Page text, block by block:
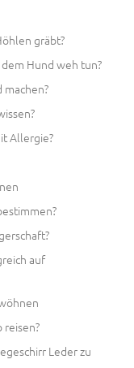
gräbt?
Hund weh tun?
Allergie?
auf
Leder zu